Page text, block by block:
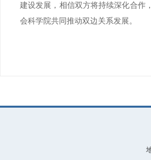
建设发展，相信双方将持续深化合作
会科学院共同推动双边关系发展。